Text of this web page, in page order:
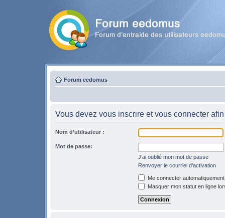
Forum eedomus
Vous devez vous inscrire et vous connecter
Nom d’utilisateur :
Mot de passe:
J’ai oublié mon mot de passe
Renvoyer le courriel d’activation
Me connecter
Masquer mon statut en ligne